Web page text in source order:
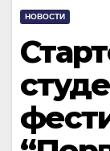
НОВОСТИ